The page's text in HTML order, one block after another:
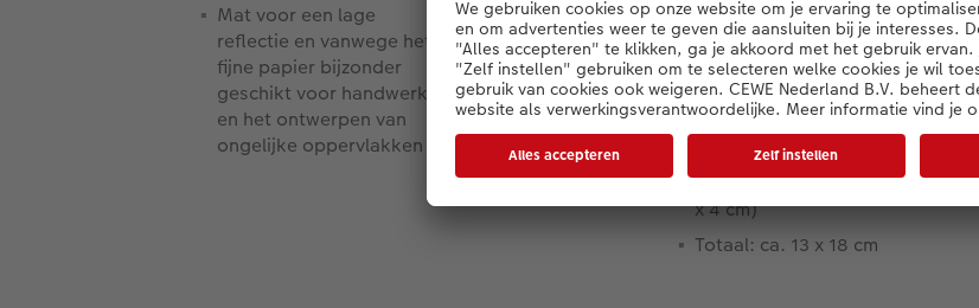
Mat voor een lage
reflectie en vanwege het
fijne papier bijzonder
geschikt voor handwerk
en het ontwerpen van
ongelijke oppervlakken
cm)
16 stickers (ca. 3 x 4
cm)
Cirkel: 8 stickers (ca. 4 cm
diameter)
Vierkant: 8 stickers (ca. 4
x 4 cm)
Totaal: ca. 13 x 18 cm